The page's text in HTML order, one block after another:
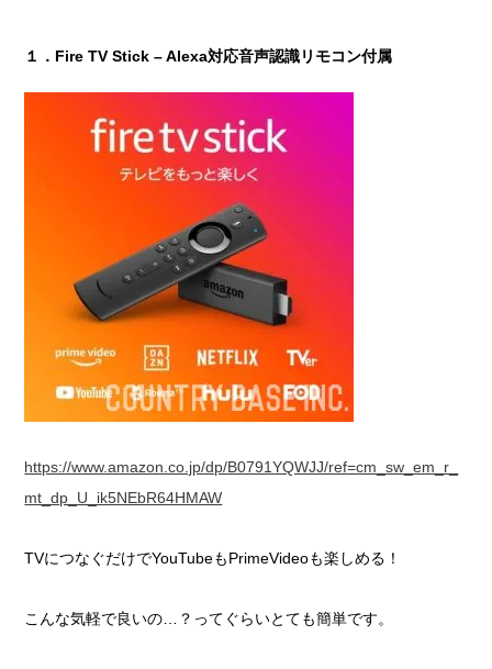
１．Fire TV Stick – Alexa対応音声認識リモコン付属
https://www.amazon.co.jp/dp/B0791YQWJJ/ref=cm_sw_em_r_
mt_dp_U_ik5NEbR64HMAW
TVにつなぐだけでYouTubeもPrimeVideoも楽しめる！
こんな気軽で良いの…？ってぐらいとても簡単です。